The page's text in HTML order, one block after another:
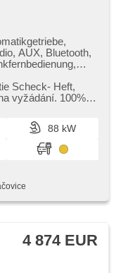
AUX, Bluetooth,
El. Spiegel,
Ledersitze,
Bordcomputer,
Servolenkung,
pod volantem,
Scheck​- Heft,​
vyžádání. 100%
88 kW
4 874 EUR